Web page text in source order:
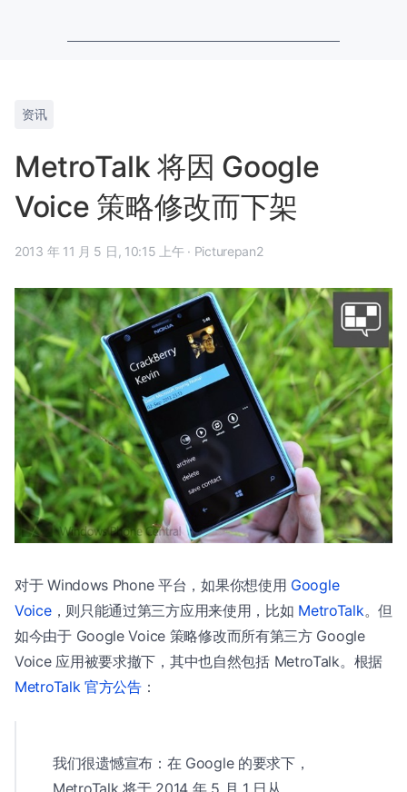
资讯
MetroTalk 将因 Google
Voice 策略修改而下架
2013 年 11 月 5 日, 10:15 上午 · Picturepan2
对于 Windows Phone 平台，如果你想使用 Google
Voice，则只能通过第三方应用来使用，比如 MetroTalk。但
如今由于 Google Voice 策略修改而所有第三方 Google
Voice 应用被要求撤下，其中也自然包括 MetroTalk。根据
MetroTalk 官方公告：
我们很遗憾宣布：在 Google 的要求下，
MetroTalk 将于 2014 年 5 月 1 日从